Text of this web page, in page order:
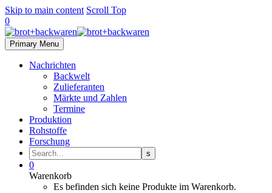
Skip to main content Scroll Top
0
Primary Menu
Nachrichten
Backwelt
Zulieferanten
Märkte und Zahlen
Termine
Produktion
Rohstoffe
Forschung
0
Warenkorb
Es befinden sich keine Produkte im Warenkorb.